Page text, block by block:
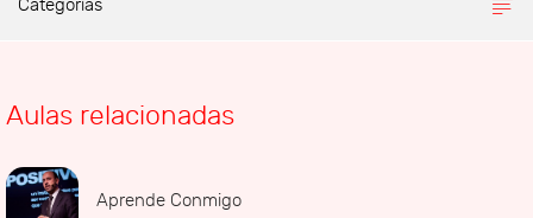
Categorías
Aulas relacionadas
Aprende Conmigo